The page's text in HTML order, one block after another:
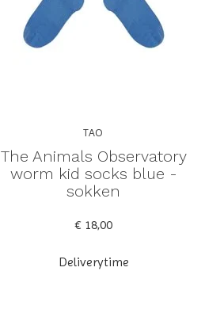
TAO
The Animals Observatory
worm kid socks blue -
sokken
€ 18,00
Deliverytime